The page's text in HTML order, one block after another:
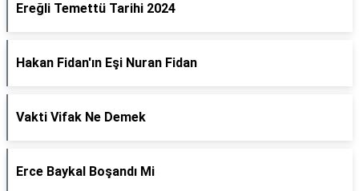
Ereğli Temettü Tarihi 2024
Hakan Fidan'ın Eşi Nuran Fidan
Vakti Vifak Ne Demek
Erce Baykal Boşandı Mi